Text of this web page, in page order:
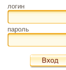
логин
пароль